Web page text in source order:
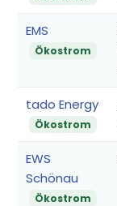
EMS
Ökostrom
tado Energy
Ökostrom
EWS
Schönau
Ökostrom